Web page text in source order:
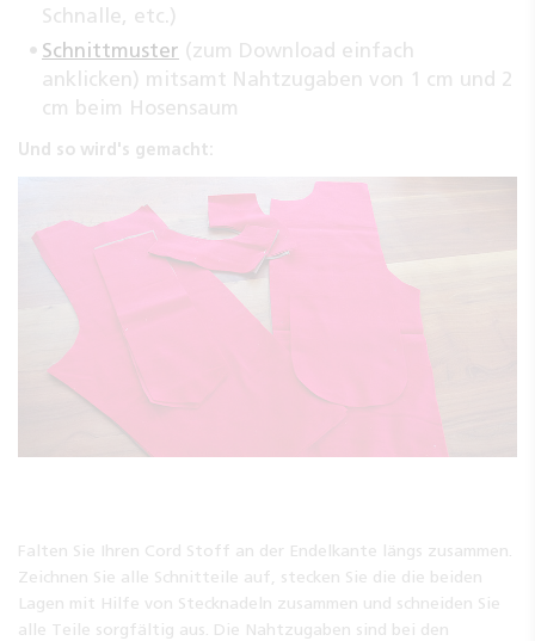
Schnalle, etc.)
Schnittmuster (zum Download einfach
anklicken) mitsamt Nahtzugaben von 1 cm und 2
cm beim Hosensaum
Und so wird's gemacht:
Falten Sie Ihren Cord Stoff an der Endelkante längs zusammen.
Zeichnen Sie alle Schnitteile auf, stecken Sie die die beiden
Lagen mit Hilfe von Stecknadeln zusammen und schneiden Sie
alle Teile sorgfältig aus. Die Nahtzugaben sind bei den